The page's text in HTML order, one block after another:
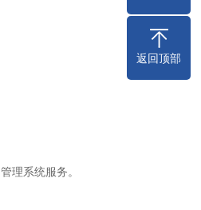
理系统服务。
返回顶部